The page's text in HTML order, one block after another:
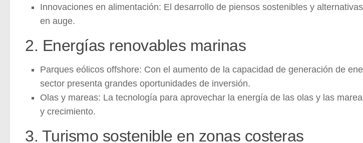
Innovaciones en alimentación: El desarrollo de piensos sostenibles y
en auge.
2. Energías renovables marinas
Parques eólicos offshore: Con el aumento de la capacidad de generación de
sector presenta grandes oportunidades de inversión.
Olas y mareas: La tecnología para aprovechar la energía de las olas y las
y crecimiento.
3. Turismo sostenible en zonas costeras